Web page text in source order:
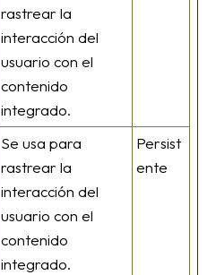
rastrear la
interacción del
usuario con el
contenido
integrado.
Se usa para
rastrear la
interacción del
usuario con el
contenido
integrado.
Persist
ente